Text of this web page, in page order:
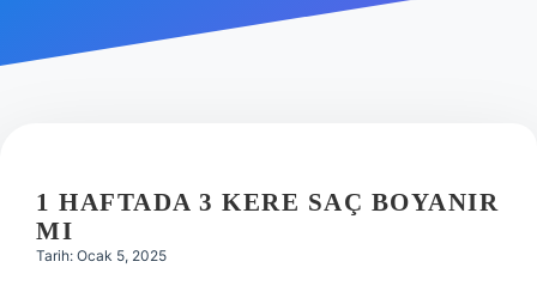
Hakkımızda
1 HAFTADA 3 KERE SAÇ BOYANIR
MI
Tarih: Ocak 5, 2025